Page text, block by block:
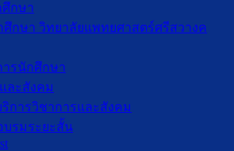
กษา
กษา วิทยาลัยแพทยศาสตร์ศรีสวางค
ารนักศึกษา
ละสังคม
การวิชาการและสังคม
บรมระยะสั้น